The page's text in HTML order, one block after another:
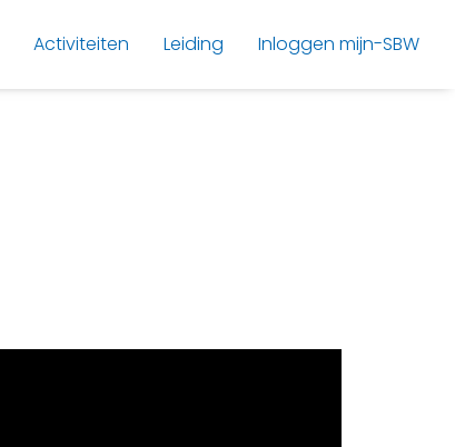
Activiteiten Leiding Inloggen mijn-SBW